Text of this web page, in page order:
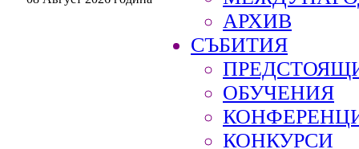
АРХИВ
СЪБИТИЯ
ОБУЧЕНИЯ
КОНКУРСИ